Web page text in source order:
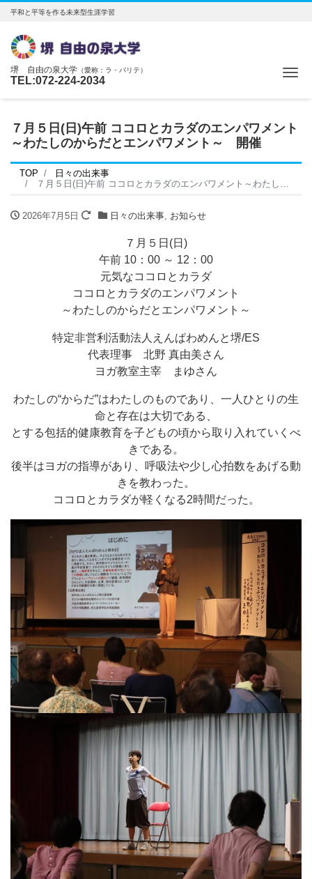
平和と平等を作る未来型生涯学習
堺 自由の泉大学 （愛称：ラ・パリテ）
TEL:072-224-2034
７月５日(日)午前 ココロとカラダのエンパワメント
～わたしのからだとエンパワメント～ 開催
TOP
日々の出来事
７月５日(日)午前 ココロとカラダのエンパワメント～わたしのからだとエンパワメント～ 開催
2026年7月5日 日々の出来事, お知らせ
７月５日(日)
午前 10：00 ～ 12：00
元気なココロとカラダ
ココロとカラダのエンパワメント
～わたしのからだとエンパワメント～
特定非営利活動法人えんぱわめんと堺/ES
代表理事 北野 真由美さん
ヨガ教室主宰 まゆさん
わたしの“からだ”はわたしのものであり、一人ひとりの生
命と存在は大切である、
とする包括的健康教育を子どもの頃から取り入れていくべ
きである。
後半はヨガの指導があり、呼吸法や少し心拍数をあげる動
きを教わった。
ココロとカラダが軽くなる2時間だった。